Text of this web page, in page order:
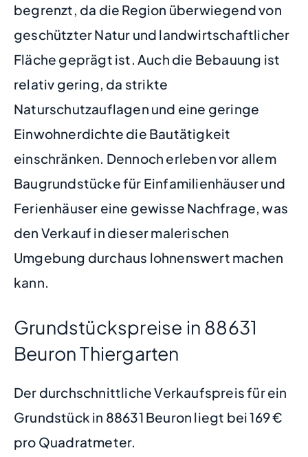
begrenzt, da die Region überwiegend von
geschützter Natur und landwirtschaftlicher
Fläche geprägt ist. Auch die Bebauung ist
relativ gering, da strikte
Naturschutzauflagen und eine geringe
Einwohnerdichte die Bautätigkeit
einschränken. Dennoch erleben vor allem
Baugrundstücke für Einfamilienhäuser und
Ferienhäuser eine gewisse Nachfrage, was
den Verkauf in dieser malerischen
Umgebung durchaus lohnenswert machen
kann.
Grundstückspreise in 88631
Beuron Thiergarten
Der durchschnittliche Verkaufspreis für ein
Grundstück in 88631 Beuron liegt bei 169 €
pro Quadratmeter.